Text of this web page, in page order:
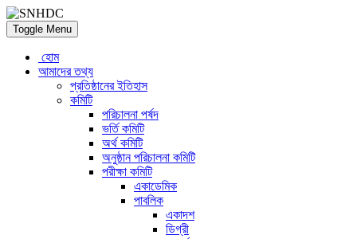
Toggle Menu
হোম
আমাদের তথ্য
প্রতিষ্ঠানের ইতিহাস
কমিটি
পরিচালনা পর্ষদ
ভর্তি কমিটি
অর্থ কমিটি
অনুষ্ঠান পরিচালনা কমিটি
পরীক্ষা কমিটি
একাডেমিক
পাবলিক
একাদশ
ডিগ্রী